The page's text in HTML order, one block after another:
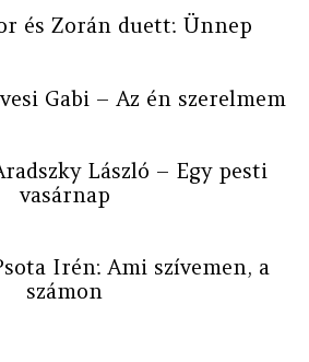
és Zorán duett: Ünnep
Gabi – Az én szerelmem
László – Egy pesti
vasárnap
Irén: Ami szívemen, a
számon